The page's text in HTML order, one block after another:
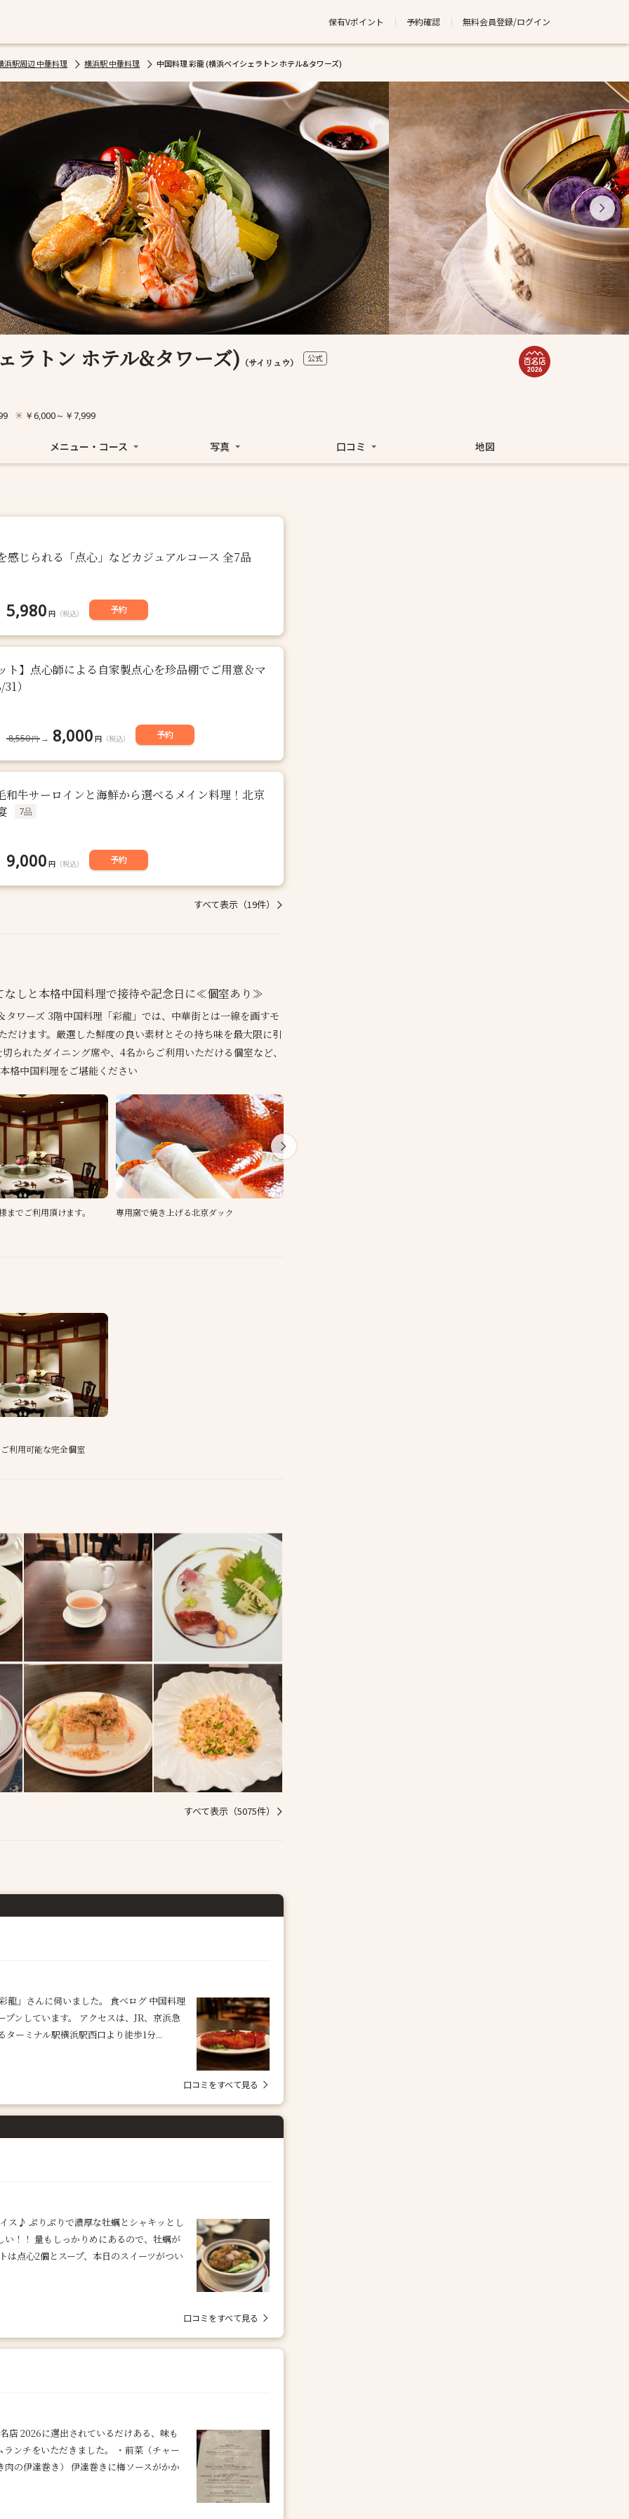
保有Vポイント 予約確認 無料会員登録/ログイン
浜駅周辺 中華料理 横浜駅 中華料理 中国料理 彩龍 (横浜ベイシェラトン ホテル&タワーズ)
ラトン ホテル&タワーズ) （サイリュウ） 公式
￥6,000～￥7,999
メニュー・コース 写真 口コミ 地図
感じられる「点心」などカジュアルコース 全7品
5,980 円 （税込） 予約
ト】点心師による自家製点心を珍品棚でご用意＆マ
）
8,550円→ 8,000 円 （税込） 予約
和牛サーロインと海鮮から選べるメイン料理！北京
7品
9,000 円 （税込） 予約
すべて表示（19件）
なしと本格中国料理で接待や記念日に≪個室あり≫
ワーズ 3階中国料理「彩龍」では、中華街とは一線を画すモ
けます。厳選した鮮度の良い素材とその持ち味を最大限に引
られたダイニング席や、4名からご利用いただける個室など、
格中国料理をご堪能ください
までご利用頂けます。 専用窯で焼き上げる北京ダック
利用可能な完全個室
すべて表示（5075件）
龍」さんに伺いました。 食べログ 中国料理
ンしています。 アクセスは、JR、京浜急
ーミナル駅横浜駅西口より徒歩1分...
口コミをすべて見る
ス♪ ぷりぷりで濃厚な牡蠣とシャキッとし
！！ 量もしっかりめにあるので、牡蠣が
点心2個とスープ、本日のスイーツがつい
口コミをすべて見る
店 2026に選出されているだけある、味も
ンチをいただきました。 ・前菜（チャー
の伊達巻き） 伊達巻きに梅ソースがかか